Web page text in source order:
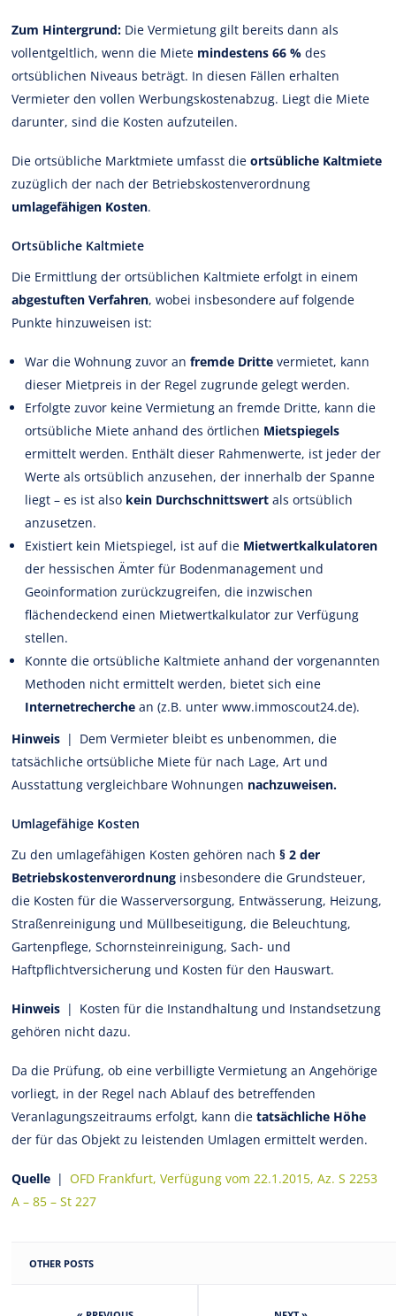
Zum Hintergrund: Die Vermietung gilt bereits dann als
vollentgeltlich, wenn die Miete mindestens 66 % des
ortsüblichen Niveaus beträgt. In diesen Fällen erhalten
Vermieter den vollen Werbungskostenabzug. Liegt die Miete
darunter, sind die Kosten aufzuteilen.
Die ortsübliche Marktmiete umfasst dieortsübliche Kaltmiete
zuzüglich der nach der Betriebskostenverordnung
umlagefähigen Kosten.
Ortsübliche Kaltmiete
Die Ermittlung der ortsüblichen Kaltmiete erfolgt in einem
abgestuften Verfahren, wobei insbesondere auf folgende
Punkte hinzuweisen ist:
War die Wohnung zuvor an fremde Dritte vermietet, kann
dieser Mietpreis in der Regel zugrunde gelegt werden.
Erfolgte zuvor keine Vermietung an fremde Dritte, kann die
ortsübliche Miete anhand des örtlichen Mietspiegels
ermittelt werden. Enthält dieser Rahmenwerte, ist jeder der
Werte als ortsüblich anzusehen, der innerhalb der Spanne
liegt – es ist also kein Durchschnittswert als ortsüblich
anzusetzen.
Existiert kein Mietspiegel, ist auf die Mietwertkalkulatoren
der hessischen Ämter für Bodenmanagement und
Geoinformation zurückzugreifen, die inzwischen
flächendeckend einen Mietwertkalkulator zur Verfügung
stellen.
Konnte die ortsübliche Kaltmiete anhand der vorgenannten
Methoden nicht ermittelt werden, bietet sich eine
Internetrecherche an (z.B. unter www.immoscout24.de).
Hinweis | Dem Vermieter bleibt es unbenommen, die
tatsächliche ortsübliche Miete für nach Lage, Art und
Ausstattung vergleichbare Wohnungen nachzuweisen.
Umlagefähige Kosten
Zu den umlagefähigen Kosten gehören nach§ 2 der
Betriebskostenverordnung insbesondere die Grundsteuer,
die Kosten für die Wasserversorgung, Entwässerung, Heizung,
Straßenreinigung und Müllbeseitigung, die Beleuchtung,
Gartenpflege, Schornsteinreinigung, Sach- und
Haftpflichtversicherung und Kosten für den Hauswart.
Hinweis | Kosten für die Instandhaltung und Instandsetzung
gehören nicht dazu.
Da die Prüfung, ob eine verbilligte Vermietung an Angehörige
vorliegt, in der Regel nach Ablauf des betreffenden
Veranlagungszeitraums erfolgt, kann dietatsächliche Höhe
der für das Objekt zu leistenden Umlagen ermittelt werden.
Quelle |OFD Frankfurt, Verfügung vom 22.1.2015, Az. S 2253
A – 85 – St 227
OTHER POSTS